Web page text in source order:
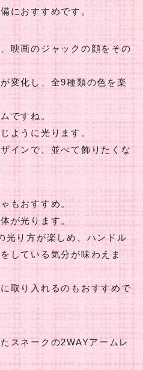
におすすめです。
映画のジャックの顔をその
変化し、全9種類の色を楽
ですね。
ように光ります。
インで、並べて飾りたくな
もおすすめ。
が光ります。
光り方が楽しめ、ハンドル
している気分が味わえま
取り入れるのもおすすめで
スネークの2WAYアームレ